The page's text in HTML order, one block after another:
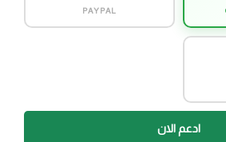
PAYPAL
ادعم الان